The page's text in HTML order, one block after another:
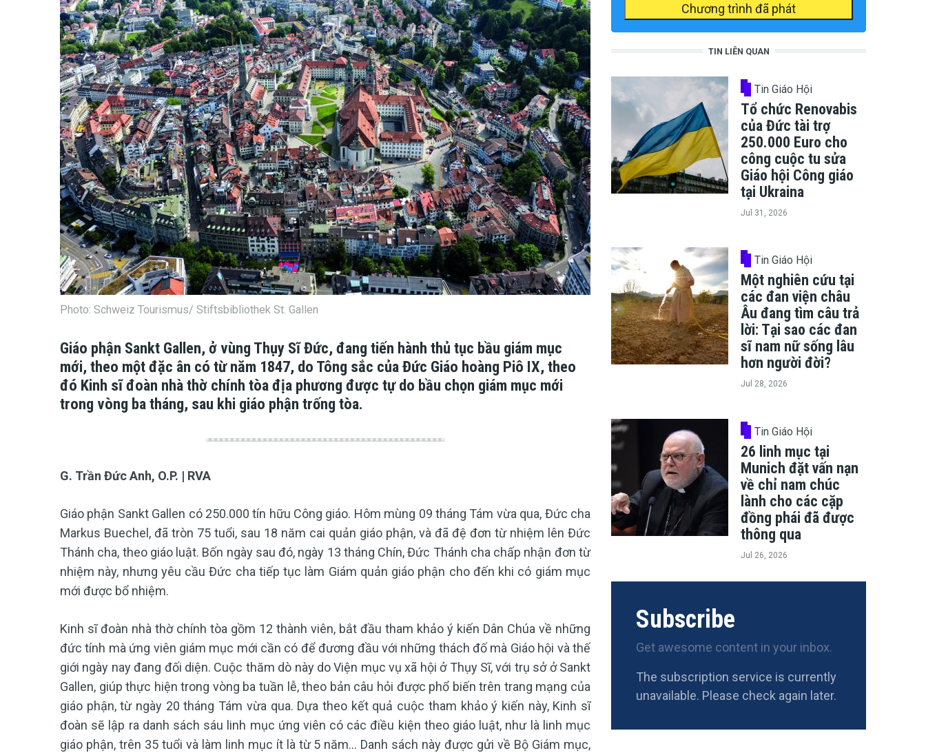
Photo: Schweiz Tourismus/ Stiftsbibliothek St. Gallen
Giáo phận Sankt Gallen, ở vùng Thụy Sĩ Đức, đang tiến hành thủ tục bầu giám mục
mới, theo một đặc ân có từ năm 1847, do Tông sắc của Đức Giáo hoàng Piô IX, theo
đó Kinh sĩ đoàn nhà thờ chính tòa địa phương được tự do bầu chọn giám mục mới
trong vòng ba tháng, sau khi giáo phận trống tòa.
G. Trần Đức Anh, O.P. | RVA
Giáo phận Sankt Gallen có 250.000 tín hữu Công giáo. Hôm mùng 09 tháng Tám vừa qua, Đức cha
Markus Buechel, đã tròn 75 tuổi, sau 18 năm cai quản giáo phận, và đã đệ đơn từ nhiệm lên Đức
Thánh cha, theo giáo luật. Bốn ngày sau đó, ngày 13 tháng Chín, Đức Thánh cha chấp nhận đơn từ
nhiệm này, nhưng yêu cầu Đức cha tiếp tục làm Giám quản giáo phận cho đến khi có giám mục
mới được bổ nhiệm.
Kinh sĩ đoàn nhà thờ chính tòa gồm 12 thành viên, bắt đầu tham khảo ý kiến Dân Chúa về những
đức tính mà ứng viên giám mục mới cần có để đương đầu với những thách đố mà Giáo hội và thế
giới ngày nay đang đối diện. Cuộc thăm dò này do Viện mục vụ xã hội ở Thụy Sĩ, với trụ sở ở Sankt
Gallen, giúp thực hiện trong vòng ba tuần lễ, theo bản câu hỏi được phổ biến trên trang mạng của
giáo phận, từ ngày 20 tháng Tám vừa qua. Dựa theo kết quả cuộc tham khảo ý kiến này, Kinh sĩ
đoàn sẽ lập ra danh sách sáu linh mục ứng viên có các điều kiện theo giáo luật, như là linh mục
giáo phận, trên 35 tuổi và làm linh mục ít là từ 5 năm... Danh sách này được gửi về Bộ Giám mục,
Chương trình đã phát
TIN LIÊN QUAN
Tin Giáo Hội
Tổ chức Renovabis
của Đức tài trợ
250.000 Euro cho
công cuộc tu sửa
Giáo hội Công giáo
tại Ukraina
Jul 31, 2026
Tin Giáo Hội
Một nghiên cứu tại
các đan viện châu
Âu đang tìm câu trả
lời: Tại sao các đan
sĩ nam nữ sống lâu
hơn người đời?
Jul 28, 2026
Tin Giáo Hội
26 linh mục tại
Munich đặt vấn nạn
về chỉ nam chúc
lành cho các cặp
đồng phái đã được
thông qua
Jul 26, 2026
Subscribe
Get awesome content in your inbox.
The subscription service is currently
unavailable. Please check again later.